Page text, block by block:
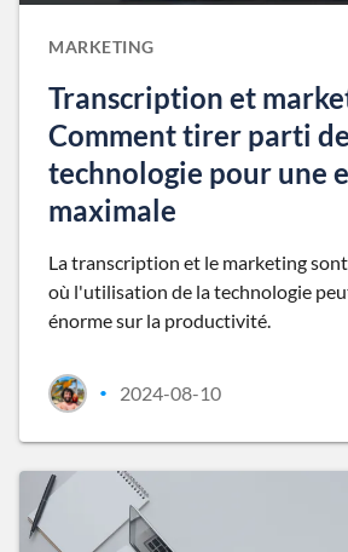
MARKETING
Transcription et
Comment tirer parti
technologie pour une
maximale
La transcription et le marketing
où l'utilisation de la technologie
énorme sur la productivité.
• 2024-08-10